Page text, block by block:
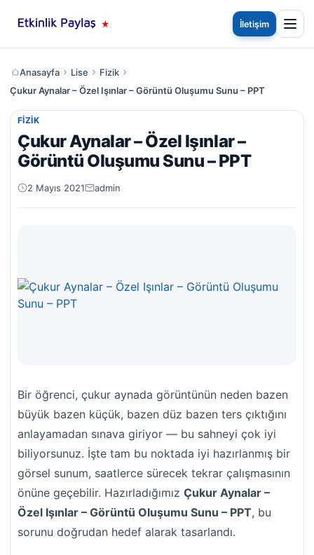
İletişim
Anasayfa Lise
Fizik
Çukur Aynalar – Özel Işınlar – Görüntü Oluşumu Sunu – PPT
FIZIK
Çukur Aynalar – Özel Işınlar –
Görüntü Oluşumu Sunu – PPT
2 Mayıs 2021 admin
Bir öğrenci, çukur aynada görüntünün neden bazen
büyük bazen küçük, bazen düz bazen ters çıktığını
anlayamadan sınava giriyor — bu sahneyi çok iyi
biliyorsunuz. İşte tam bu noktada iyi hazırlanmış bir
görsel sunum, saatlerce sürecek tekrar çalışmasının
önüne geçebilir. Hazırladığımız Çukur Aynalar –
Özel Işınlar – Görüntü Oluşumu Sunu – PPT, bu
sorunu doğrudan hedef alarak tasarlandı.